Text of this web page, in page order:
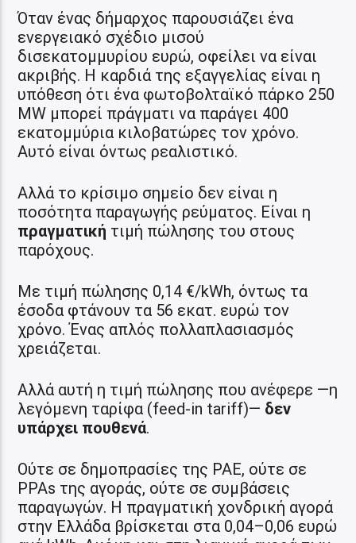
Όταν ένας δήμαρχος παρουσιάζει ένα
ενεργειακό σχέδιο μισού
δισεκατομμυρίου ευρώ, οφείλει να είναι
ακριβής. Η καρδιά της εξαγγελίας είναι η
υπόθεση ότι ένα φωτοβολταϊκό πάρκο 250
MW μπορεί πράγματι να παράγει 400
εκατομμύρια κιλοβατώρες τον χρόνο.
Αυτό είναι όντως ρεαλιστικό.
Αλλά το κρίσιμο σημείο δεν είναι η
ποσότητα παραγωγής ρεύματος. Είναι η
πραγματική τιμή πώλησης του στους
παρόχους.
Με τιμή πώλησης 0,14 €/kWh, όντως τα
έσοδα φτάνουν τα 56 εκατ. ευρώ τον
χρόνο. Ένας απλός πολλαπλασιασμός
χρειάζεται.
Αλλά αυτή η τιμή πώλησης που ανέφερε —η
λεγόμενη ταρίφα (feed-in tariff)— δεν
υπάρχει πουθενά.
Ούτε σε δημοπρασίες της ΡΑΕ, ούτε σε
PPAs της αγοράς, ούτε σε συμβάσεις
παραγωγών. Η πραγματική χονδρική αγορά
στην Ελλάδα βρίσκεται στα 0,04–0,06 ευρώ